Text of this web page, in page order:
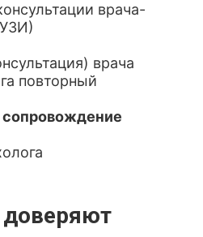
врача-
врача
повторный